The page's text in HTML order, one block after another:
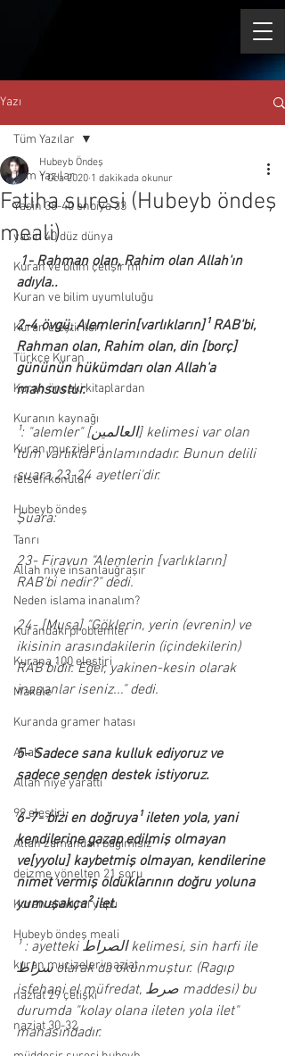
Yazı
Tüm Yazılar
Yasin 38-40 enbiya 33
yasin 40 düz dünya
Kuran ve bilim çelişir mi
Kuran ve bilim uyumluluğu
Kuran eleştirileri
Türkçe Kuran
Kuran önceki kitaplardan
Kuranın kaynağı
Kuran muczieleri
felsefi konular
Hubeyb öndeş
Tanrı
Allah niye insanlauğraşır
Neden islama inanalım?
Kurandaki problemler
Kurana 100 eleştiri
Makale
Kuranda gramer hatası
Allah
Allah niye yarattı
99 eleştiri
Allah zamandan bağımısız
deizme yönelten 21 soru
Kuran alıntı mı yaptı
Hubeyb öndeş meali
kuran mucizeleri naziat
naziat 29 çelişki
naziat 30-32
Tüm Yazılar
Fatiha suresi (Hubeyb öndeş
meali)
Hubeyb Öndeş
1 Oca 2020 1 dakikada okunur
1- Rahman olan, Rahim olan Allah'ın
adıyla..
2-4 övgü, Alemlerin[varlıkların]¹ RAB'bi,
Rahman olan, Rahim olan, din [borç]
gününün hükümdarı olan Allah'a
mahsustur.
¹: "alemler" [العالمين] kelimesi var olan
tüm varlıklar anlamındadır. Bunun delili
şuara 23-24 ayetleri'dir.
Şuara:
23- Firavun "Alemlerin [varlıkların]
RAB'bi nedir?" dedi.
24- [Musa] "Göklerin, yerin (evrenin) ve
ikisinin arasındakilerin (içindekilerin)
RAB'bidir. Eğer, yakinen-kesin olarak
inananlar iseniz..." dedi.
5- Sadece sana kulluk ediyoruz ve
sadece senden destek istiyoruz.
6-7- bizi en doğruya¹ ileten yola, yani
kendilerine gazap edilmiş olmayan
ve[yyolu] kaybetmiş olmayan, kendilerine
nimet vermiş olduklarının doğru yoluna
yumuşakça² ilet.
¹ : ayetteki الصراط kelimesi, sin harfi ile
سراط olarak da okunmuştur. (Ragıp
isfehani el müfredat, صرط maddesi) bu
durumda "kolay olana ileten yola ilet"
manasındadır.